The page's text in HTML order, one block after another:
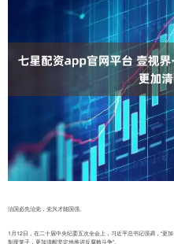
治国必先治党，党兴才能国强。
1月12日，在二十届中央纪委五次全会上，习近平总书记强调，“更
制度笼子，更加清醒坚定地推进反腐败斗争”。